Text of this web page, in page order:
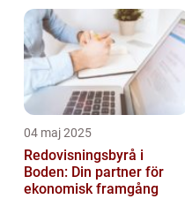
04 maj 2025
Redovisningsbyrå i
Boden: Din partner för
ekonomisk framgång